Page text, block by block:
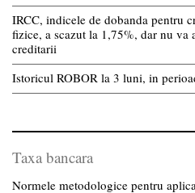
IRCC, indicele de dobanda pentru
fizice, a scazut la 1,75%, dar nu va
creditarii
Istoricul ROBOR la 3 luni, in
Taxa bancara
Normele metodologice pentru